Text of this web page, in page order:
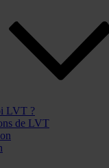
LVT ?
de LVT